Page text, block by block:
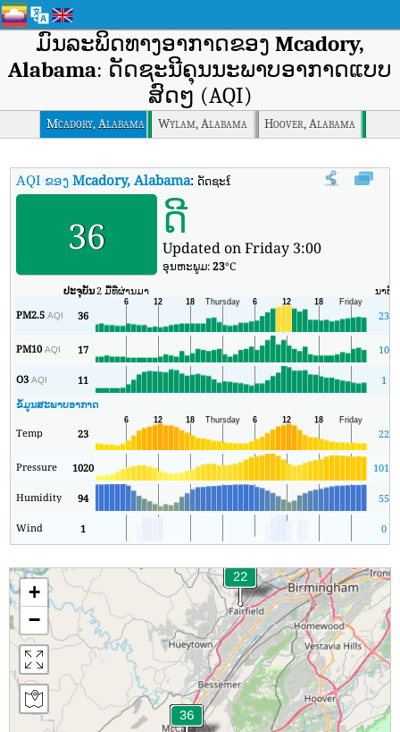
ມົນລະພິດທາງອາກາດຂອງ Mcadory,
Alabama: ດັດຊະນີຄຸນນະພາບອາກາດແບບ
ສົດໆ (AQI)
Mcadory, Alabama Wylam, Alabama Hoover, Alabama
AQI ຂອງMcadory, Alabama: ດັດຊະນີຄຸນນະພາບອາກາດຕາມເວລາຈິງຂອງ
36 ດີ
Updated on Friday 3:00
ອຸນ​ຫະ​ພູມ:23°C
ປະຈຸບັນ2 ມື້ທີ່ຜ່ານມາ ນາທີ
PM2.5AQI 36 23
PM10AQI 17 10
O3AQI 11
1
ຂໍ້ມູນສະພາບອາກາດ
Temp 23 22
Pressure 1020 1015
Humidity 94 55
Wind 1 0
+
−